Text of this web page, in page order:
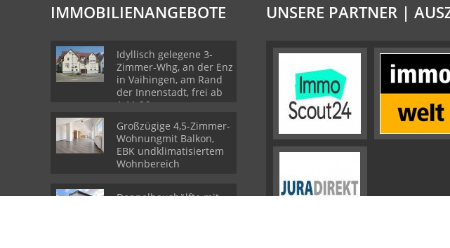
IMMOBILIENANGEBOTE
Idyllisch gelegene 3-
Zimmer-Whg, an der Enz
in Vaihingen, am Rand
der Innenstadt, frei ab
1.11.26
Großzügige 4,5-Zimmer-
Wohnungmit Balkon,
EBK undklimatisiertem
Wohnbereich
Doppelhaushälfte mit
UNSERE PARTNER |